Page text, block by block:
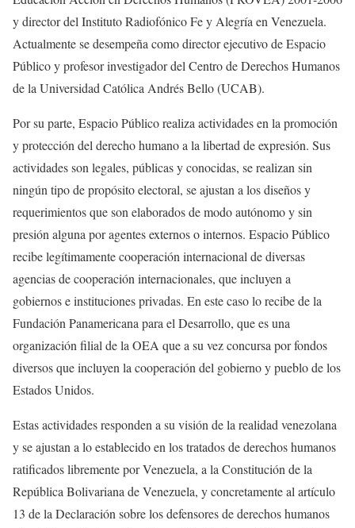
y director del Instituto Radiofónico Fe y Alegría en Venezuela.
Actualmente se desempeña como director ejecutivo de Espacio
Público y profesor investigador del Centro de Derechos Humanos
de la Universidad Católica Andrés Bello (UCAB).
Por su parte, Espacio Público realiza actividades en la promoción
y protección del derecho humano a la libertad de expresión. Sus
actividades son legales, públicas y conocidas, se realizan sin
ningún tipo de propósito electoral, se ajustan a los diseños y
requerimientos que son elaborados de modo autónomo y sin
presión alguna por agentes externos o internos. Espacio Público
recibe legítimamente cooperación internacional de diversas
agencias de cooperación internacionales, que incluyen a
gobiernos e instituciones privadas. En este caso lo recibe de la
Fundación Panamericana para el Desarrollo, que es una
organización filial de la OEA que a su vez concursa por fondos
diversos que incluyen la cooperación del gobierno y pueblo de los
Estados Unidos.
Estas actividades responden a su visión de la realidad venezolana
y se ajustan a lo establecido en los tratados de derechos humanos
ratificados libremente por Venezuela, a la Constitución de la
República Bolivariana de Venezuela, y concretamente al artículo
13 de la Declaración sobre los defensores de derechos humanos